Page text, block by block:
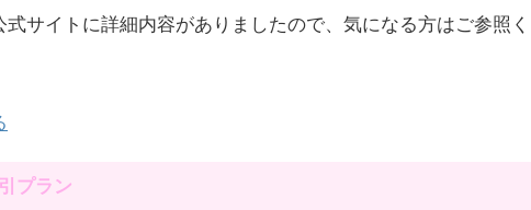
サイトに詳細内容がありましたので、気になる方はご参照く
プラン